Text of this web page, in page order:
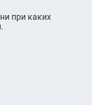
при каких